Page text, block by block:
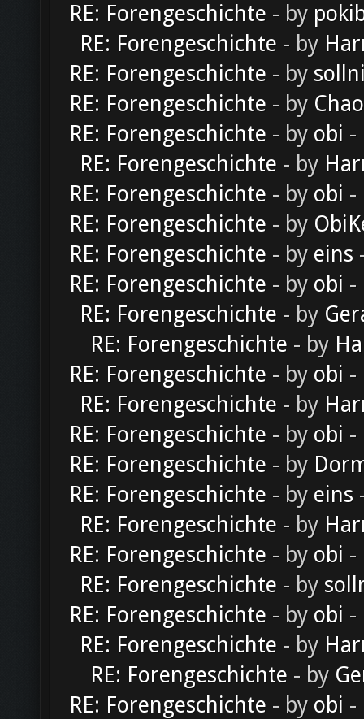
RE: Forengeschichte - by
RE: Forengeschichte - by
RE: Forengeschichte - by
RE: Forengeschichte - by
RE: Forengeschichte - by obi -
RE: Forengeschichte - by
RE: Forengeschichte - by obi -
RE: Forengeschichte - by
RE: Forengeschichte - by eins
RE: Forengeschichte - by obi -
RE: Forengeschichte - by
RE: Forengeschichte - by
RE: Forengeschichte - by obi -
RE: Forengeschichte - by
RE: Forengeschichte - by obi -
RE: Forengeschichte - by
RE: Forengeschichte - by eins
RE: Forengeschichte - by
RE: Forengeschichte - by obi -
RE: Forengeschichte - by
RE: Forengeschichte - by obi -
RE: Forengeschichte - by
RE: Forengeschichte - by
RE: Forengeschichte - by obi -